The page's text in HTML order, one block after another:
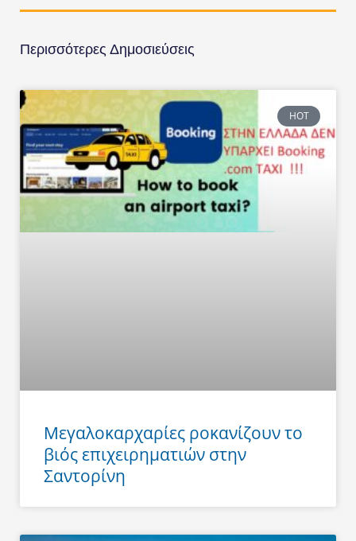
Περισσότερες Δημοσιεύσεις
HOT
Μεγαλοκαρχαρίες ροκανίζουν το
βιός επιχειρηματιών στην
Σαντορίνη